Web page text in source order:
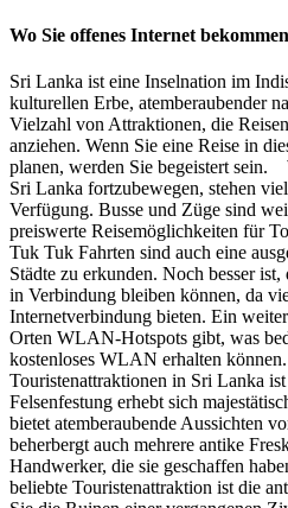
Wo Sie offenes Internet
Sri Lanka ist eine Inselnation im
kulturellen Erbe, atemberaubender
Vielzahl von Attraktionen, die
anziehen. Wenn Sie eine Reise in
planen, werden Sie begeistert sein.
Sri Lanka fortzubewegen, stehen
Verfügung. Busse und Züge sind
preiswerte Reisemöglichkeiten für
Tuk Tuk Fahrten sind auch eine
Städte zu erkunden. Noch besser
in Verbindung bleiben können, da
Internetverbindung bieten. Ein
Orten WLAN-Hotspots gibt, was
kostenloses WLAN erhalten
Touristenattraktionen in Sri Lanka
Felsenfestung erhebt sich
bietet atemberaubende Aussichten
beherbergt auch mehrere antike
Handwerker, die sie geschaffen
beliebte Touristenattraktion ist die